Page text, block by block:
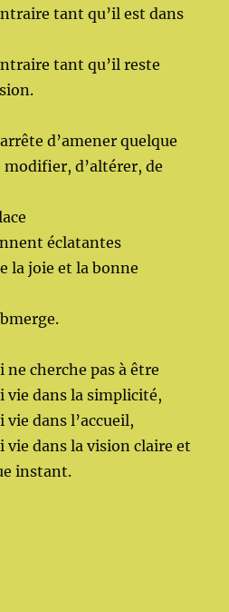
tant qu’il est dans
tant qu’il reste
d’amener quelque
modifier, d’altérer, de
éclatantes
la joie et la bonne
cherche pas à être
vie dans la simplicité,
dans l’accueil,
vie dans la vision claire et
instant.